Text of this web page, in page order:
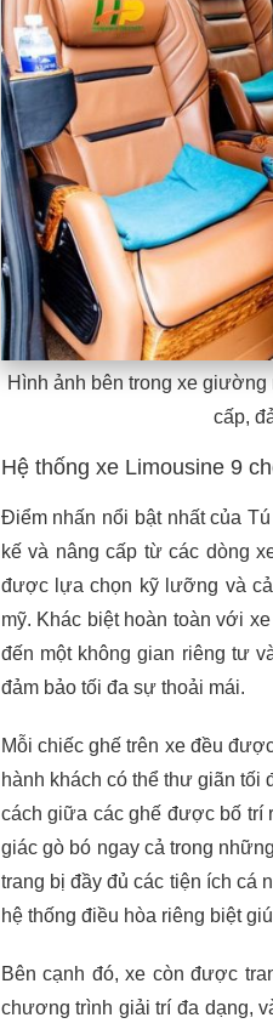
Hình ảnh bên trong xe
cấp,
Hệ thống xe Limousine 9
Điểm nhấn nổi bật nhất của
kế và nâng cấp từ các dòng
được lựa chọn kỹ lưỡng và
mỹ. Khác biệt hoàn toàn với
đến một không gian riêng tư
đảm bảo tối đa sự thoải mái.
Mỗi chiếc ghế trên xe đều
hành khách có thể thư giãn tối
cách giữa các ghế được bố trí
giác gò bó ngay cả trong
trang bị đầy đủ các tiện ích cá
hệ thống điều hòa riêng biệt
Bên cạnh đó, xe còn được
chương trình giải trí đa dạng,